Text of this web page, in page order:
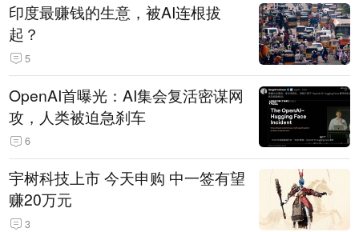
印度最赚钱的生意，被AI连根拔
起？
5
OpenAI首曝光：AI集会复活密谋网
攻，人类被迫急刹车
6
宇树科技上市 今天申购 中一签有望
赚20万元
3